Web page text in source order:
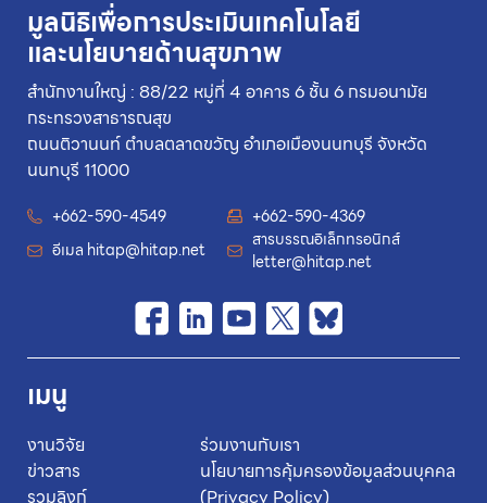
มูลนิธิเพื่อการประเมินเทคโนโลยี
และนโยบายด้านสุขภาพ
สำนักงานใหญ่ : 88/22 หมู่ที่ 4 อาคาร 6 ชั้น 6 กรมอนามัย
กระทรวงสาธารณสุข
ถนนติวานนท์ ตำบลตลาดขวัญ อำเภอเมืองนนทบุรี จังหวัด
นนทบุรี 11000
+662-590-4549
+662-590-4369
อีเมล hitap@hitap.net
สารบรรณอิเล็กทรอนิกส์
letter@hitap.net
เมนู
งานวิจัย
ข่าวสาร
รวมลิงก์
ร่วมงานกับเรา
นโยบายการคุ้มครองข้อมูลส่วนบุคคล
(Privacy Policy)